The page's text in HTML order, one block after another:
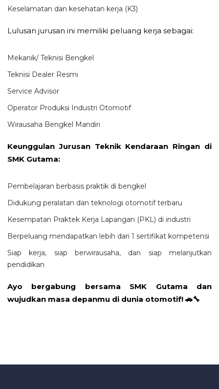
Keselamatan dan kesehatan kerja (K3)
Lulusan jurusan ini memiliki peluang kerja sebagai:
Mekanik/ Teknisi Bengkel
Teknisi Dealer Resmi
Service Advisor
Operator Produksi Industri Otomotif
Wirausaha Bengkel Mandiri
Keunggulan Jurusan Teknik Kendaraan Ringan di
SMK Gutama:
Pembelajaran berbasis praktik di bengkel
Didukung peralatan dan teknologi otomotif terbaru
Kesempatan Praktek Kerja Lapangan (PKL) di industri
Berpeluang mendapatkan lebih dari 1 sertifikat kompetensi
Siap kerja, siap berwirausaha, dan siap melanjutkan
pendidikan
Ayo bergabung bersama SMK Gutama dan
wujudkan masa depanmu di dunia otomotif! 🚗🔧